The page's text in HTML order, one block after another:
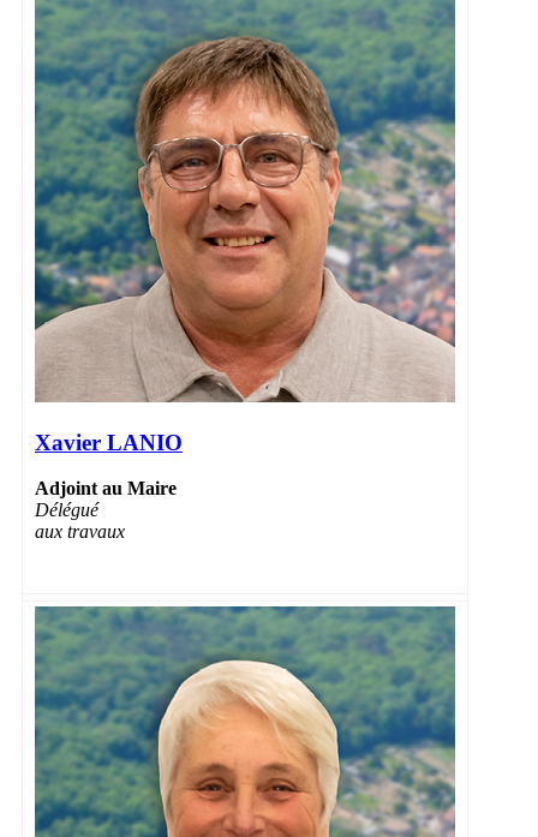
Xavier LANIO
Adjoint au Maire
Délégué
aux travaux